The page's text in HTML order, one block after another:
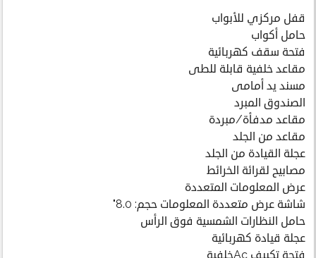
قفل مركزي للأبواب
حامل أكواب
فتحة سقف كهربائية
مقاعد خلفية قابلة للطى
مسند يد أمامى
الصندوق المبرد
مقاعد مدفأة/مبردة
مقاعد من الجلد
عجلة القيادة من الجلد
مصابيح لقرائة الخرائط
عرض المعلومات المتعددة
شاشة عرض متعددة المعلومات حجم: 8.0"
حامل النظارات الشمسية فوق الرأس
عجلة قيادة كهربائية
فتحة تكييف Acخلفية